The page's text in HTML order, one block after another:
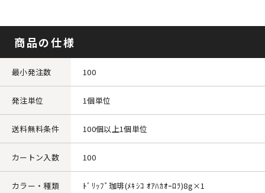
商品の仕様
最小発注数 100
発注単位 1個単位
送料無料条件 100個以上1個単位
カートン入数 100
カラー・種類 ﾄﾞﾘｯﾌﾟ珈琲(ﾒｷｼｺ ｵｱﾊｶｵｰﾛﾗ)8g×1